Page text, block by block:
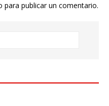
para publicar un comentario.